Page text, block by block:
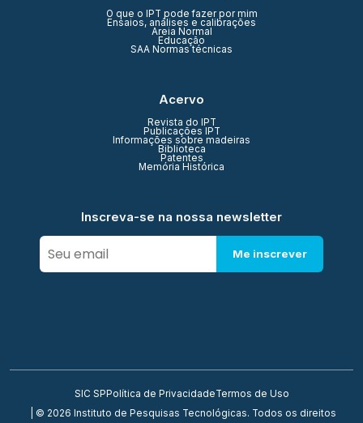
O que o IPT pode fazer por mim
Ensaios, análises e calibrações
Areia Normal
Educação
SAA Normas técnicas
Acervo
Revista do IPT
Publicações IPT
Informações sobre madeiras
Biblioteca
Patentes
Memória Histórica
Inscreva-se na nossa newsletter
Me inscrever
SIC SP Política de PrivacidadeTermos de Uso
| © 2026 Instituto de Pesquisas Tecnológicas. Todos os direitos